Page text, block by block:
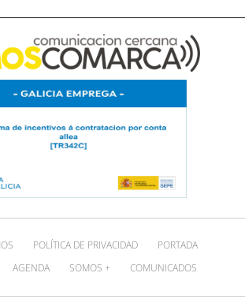
POLÍTICA DE PRIVACIDAD
PORTADA
AGENDA SOMOS + COMUNICADOS